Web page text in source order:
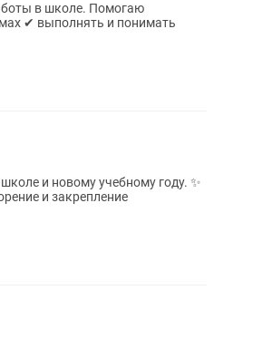
и новому учебному году. ✨
и закрепление